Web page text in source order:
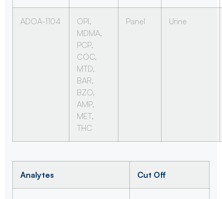
ADOA-1104
OPI,
MDMA,
PCP,
COC,
MTD,
BAR,
BZO,
AMP,
MET,
THC
Panel Urine
Analytes Cut Off